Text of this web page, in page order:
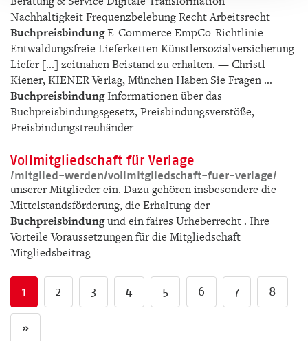
Nachhaltigkeit Frequenzbelebung Recht Arbeitsrecht
BuchpreisbindungE-Commerce EmpCo-Richtlinie
Entwaldungsfreie Lieferketten Künstlersozialversicherung
Liefer [...] zeitnahen Beistand zu erhalten. — Christl
Kiener, KIENER Verlag, München Haben Sie Fragen ...
BuchpreisbindungInformationen über das
Buchpreisbindungsgesetz, Preisbindungsverstöße,
Preisbindungstreuhänder
Vollmitgliedschaft für Verlage
/­mitglied-werden/­vollmitgliedschaft-fuer-verlage/­
unserer Mitglieder ein. Dazu gehören insbesondere die
Mittelstandsförderung, die Erhaltung der
Buchpreisbindungund ein faires Urheberrecht . Ihre
Vorteile Voraussetzungen für die Mitgliedschaft
Mitgliedsbeitrag
1 2 3 4 5 6 7 8
»